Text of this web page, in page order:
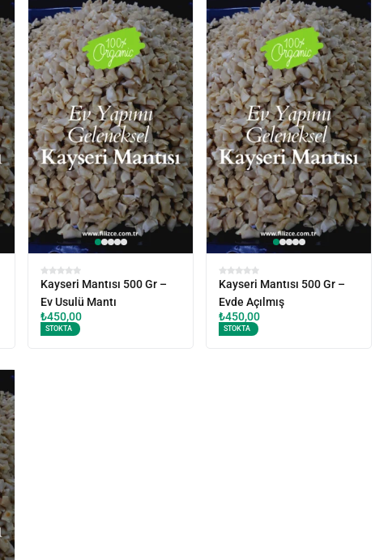
Kayseri Mantısı 500 Gr –
Ev Usulü Mantı
₺450,00
STOKTA
Kayseri Mantısı 500 Gr –
Evde Açılmış
₺450,00
STOKTA